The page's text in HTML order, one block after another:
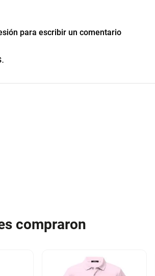
para escribir un comentario
compraron